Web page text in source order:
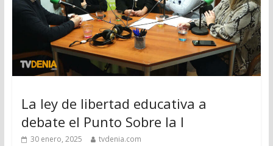
La ley de libertad educativa a
debate el Punto Sobre la I
30 enero, 2025 tvdenia.com